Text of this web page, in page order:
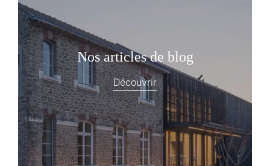
Nos articles de blog
Découvrir